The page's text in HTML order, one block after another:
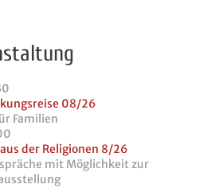
08/26
Familien
der Religionen 8/26
mit Möglichkeit zur